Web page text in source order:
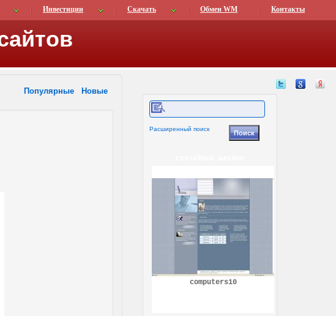
Инвестиции Скачать Обмен WM Контакты
Популярные Новые
Расширенный поиск
computers10